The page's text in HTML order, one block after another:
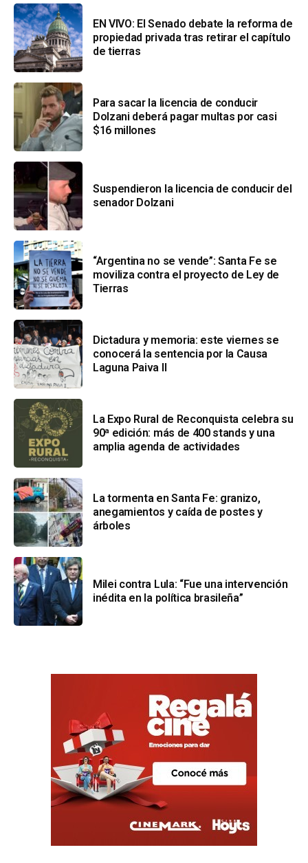
EN VIVO: El Senado debate la reforma de
propiedad privada tras retirar el capítulo
de tierras
Para sacar la licencia de conducir
Dolzani deberá pagar multas por casi
$16 millones
Suspendieron la licencia de conducir del
senador Dolzani
“Argentina no se vende”: Santa Fe se
moviliza contra el proyecto de Ley de
Tierras
Dictadura y memoria: este viernes se
conocerá la sentencia por la Causa
Laguna Paiva II
La Expo Rural de Reconquista celebra su
90ª edición: más de 400 stands y una
amplia agenda de actividades
La tormenta en Santa Fe: granizo,
anegamientos y caída de postes y
árboles
Milei contra Lula: “Fue una intervención
inédita en la política brasileña”